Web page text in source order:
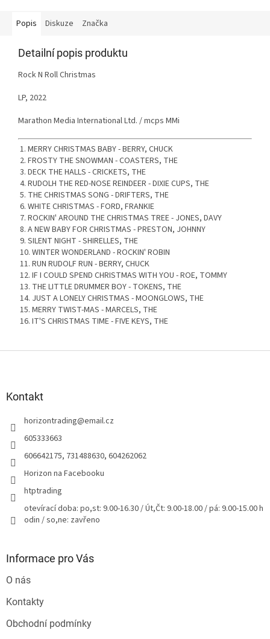
Popis Diskuze Značka
Detailní popis produktu
Rock N Roll Christmas
LP, 2022
Marathon Media International Ltd. / mcps MMi
1. MERRY CHRISTMAS BABY - BERRY, CHUCK
2. FROSTY THE SNOWMAN - COASTERS, THE
3. DECK THE HALLS - CRICKETS, THE
4. RUDOLH THE RED-NOSE REINDEER - DIXIE CUPS, THE
5. THE CHRISTMAS SONG - DRIFTERS, THE
6. WHITE CHRISTMAS - FORD, FRANKIE
7. ROCKIN' AROUND THE CHRISTMAS TREE - JONES, DAVY
8. A NEW BABY FOR CHRISTMAS - PRESTON, JOHNNY
9. SILENT NIGHT - SHIRELLES, THE
10. WINTER WONDERLAND - ROCKIN' ROBIN
11. RUN RUDOLF RUN - BERRY, CHUCK
12. IF I COULD SPEND CHRISTMAS WITH YOU - ROE, TOMMY
13. THE LITTLE DRUMMER BOY - TOKENS, THE
14. JUST A LONELY CHRISTMAS - MOONGLOWS, THE
15. MERRY TWIST-MAS - MARCELS, THE
16. IT'S CHRISTMAS TIME - FIVE KEYS, THE
Kontakt
horizontrading@email.cz
605333663
606642175, 731488630, 604262062
Horizon na Facebooku
htptrading
otevírací doba: po,st: 9.00-16.30 / Út,Čt: 9.00-18.00 / pá: 9.00-15.00 h
odin / so,ne: zavřeno
Informace pro Vás
O nás
Kontakty
Obchodní podmínky